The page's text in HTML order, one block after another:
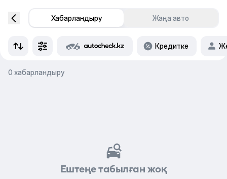
Хабарландыру Жаңа авто
Кредитке
0 хабарландыру
Ештеңе табылған жоқ